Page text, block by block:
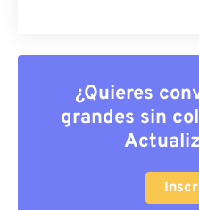
¿Quieres
grandes sin